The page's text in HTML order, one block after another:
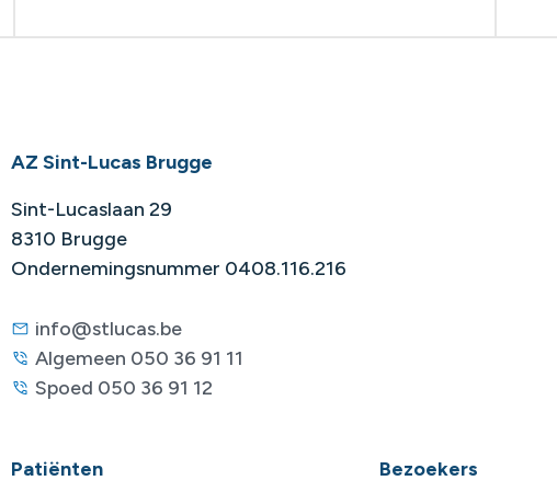
AZ Sint-Lucas Brugge
Sint-Lucaslaan 29
8310 Brugge
Ondernemingsnummer 0408.116.216
info@stlucas.be
Algemeen 050 36 91 11
Spoed 050 36 91 12
Patiënten Bezoekers